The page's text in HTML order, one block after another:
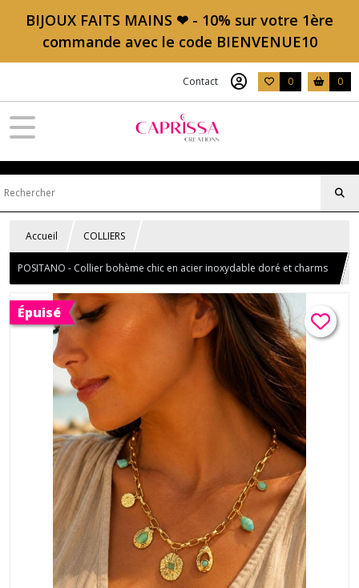
BIJOUX FAITS MAINS ❤ - 10% sur votre 1ère
commande avec le code BIENVENUE10
Contact 0 0
Accueil COLLIERS
POSITANO - Collier bohème chic en acier inoxydable doré et charms
bleu turquoise
Épuisé